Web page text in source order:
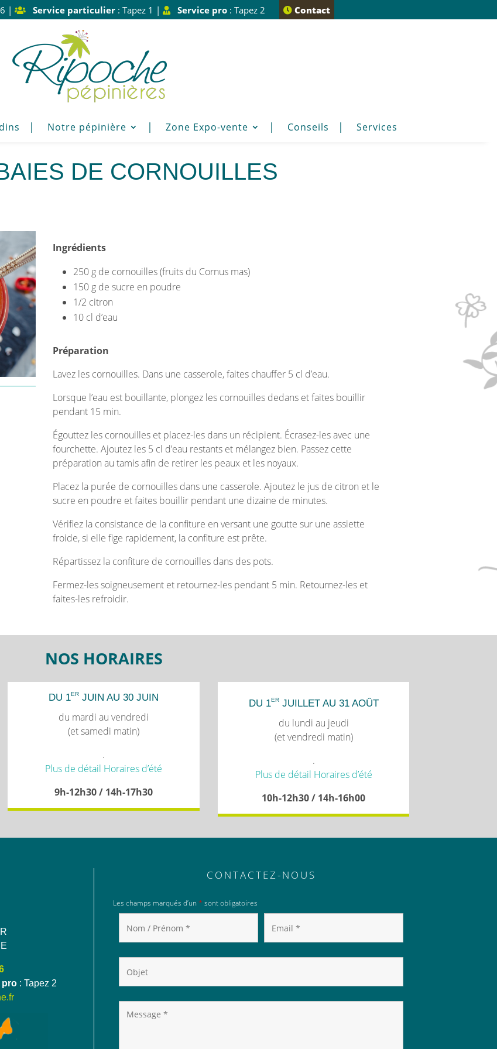
| Service particulier: Tapez 1 | Service pro: Tapez 2 Contact
Notre pépinière Zone Expo-vente Conseils Services
de Cornouilles
Ingrédients
250 g de cornouilles (fruits du Cornus mas)
150 g de sucre en poudre
1/2 citron
10 cl d’eau
Préparation
Lavez les cornouilles. Dans une casserole, faites chauffer 5 cl d’eau.
Lorsque l’eau est bouillante, plongez les cornouilles dedans et faites bouillir
pendant 15 min.
Égouttez les cornouilles et placez-les dans un récipient. Écrasez-les avec une
fourchette. Ajoutez les 5 cl d’eau restants et mélangez bien. Passez cette
préparation au tamis afin de retirer les peaux et les noyaux.
Placez la purée de cornouilles dans une casserole. Ajoutez le jus de citron et le
sucre en poudre et faites bouillir pendant une dizaine de minutes.
Vérifiez la consistance de la confiture en versant une goutte sur une assiette
froide, si elle fige rapidement, la confiture est prête.
Répartissez la confiture de cornouilles dans des pots.
Fermez-les soigneusement et retournez-les pendant 5 min. Retournez-les et
faites-les refroidir.
NOS HORAIRES
DU 1ERJUIN AU 30 JUIN
du mardi au vendredi
(et samedi matin)
.
Plus de détail Horaires d’été
9h-12h30 / 14h-17h30
DU 1ERJUILLET AU 31 AOÛT
du lundi au jeudi
(et vendredi matin)
.
Plus de détail Horaires d’été
10h-12h30 / 14h-16h00
pro : Tapez 2
CONTACTEZ-NOUS
Les champs marqués d’un * sont obligatoires